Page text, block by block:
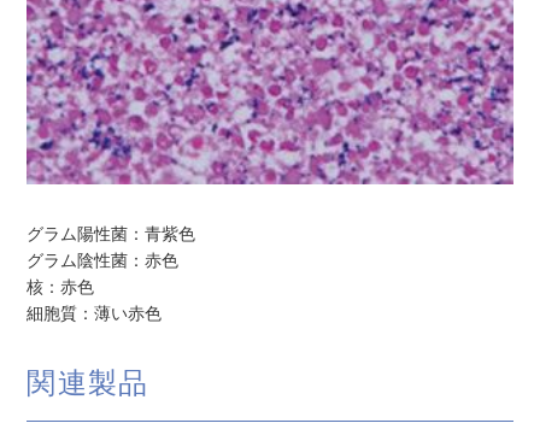
グラム陽性菌：青紫色
グラム陰性菌：赤色
核：赤色
細胞質：薄い赤色
関連製品